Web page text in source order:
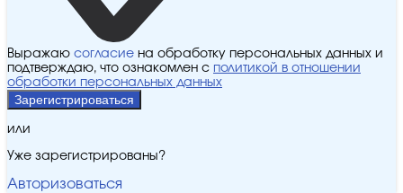
Выражаю согласие на обработку персональных данных и
подтверждаю, что ознакомлен с политикой в отношении
обработки персональных данных
Зарегистрироваться
или
Уже зарегистрированы?
Авторизоваться